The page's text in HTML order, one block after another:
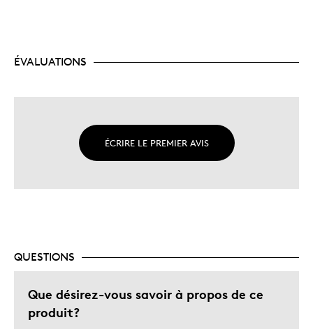
ÉVALUATIONS
ÉCRIRE LE PREMIER AVIS
QUESTIONS
Que désirez-vous savoir à propos de ce
produit?